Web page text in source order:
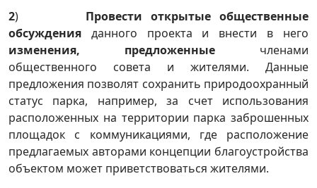
2) Провести открытые общественные
обсуждения данного проекта и внести в него
изменения, предложенные членами
общественного совета и жителями. Данные
предложения позволят сохранить природоохранный
статус парка, например, за счет использования
расположенных на территории парка заброшенных
площадок с коммуникациями, где расположение
предлагаемых авторами концепции благоустройства
объектом может приветствоваться жителями.